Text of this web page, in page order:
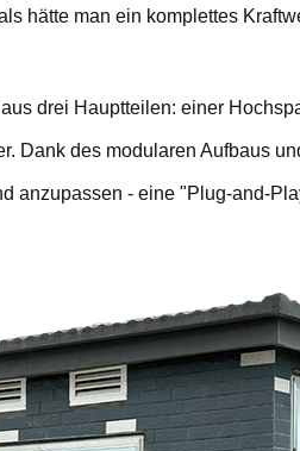
hätte man ein komplettes
drei Hauptteilen: einer
Dank des modularen Aufbaus
anzupassen - eine "Plug-and-